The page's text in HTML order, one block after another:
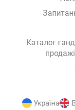
Каталог
Україна